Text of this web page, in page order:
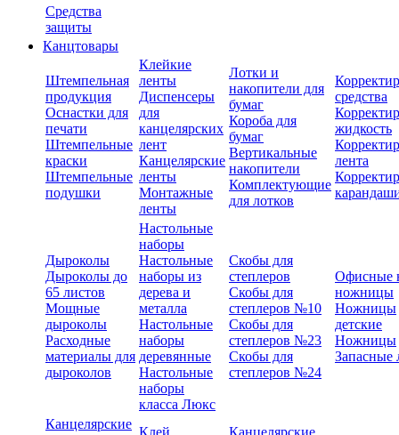
Средства
защиты
Канцтовары
Штемпельная
продукция
Оснастки для
печати
Штемпельные
краски
Штемпельные
подушки
Клейкие
ленты
Диспенсеры
для
канцелярских
лент
Канцелярские
ленты
Монтажные
ленты
Лотки и
накопители для
бумаг
Короба для
бумаг
Вертикальные
накопители
Комплектующие
для лотков
средства
жидкость
лента
Дыроколы
Дыроколы до
65 листов
Мощные
дыроколы
Расходные
материалы для
дыроколов
Настольные
наборы
Настольные
наборы из
дерева и
металла
Настольные
наборы
деревянные
Настольные
наборы
класса Люкс
Скобы для
степлеров
Скобы для
степлеров №10
Скобы для
степлеров №23
Скобы для
степлеров №24
Офисные
ножницы
Ножницы
детские
Ножницы
Запасные
Канцелярские
Клей
Канцелярские